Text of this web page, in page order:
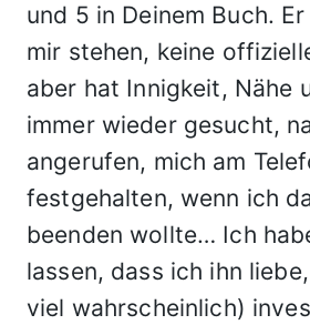
und 5 in Deinem Buch.
mir stehen, keine
aber hat Innigkeit, Nähe
immer wieder gesucht,
angerufen, mich am
festgehalten, wenn ich
beenden wollte… Ich
lassen, dass ich ihn
viel wahrscheinlich)